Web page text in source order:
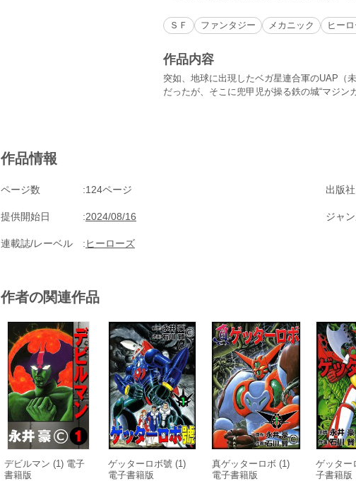
ＳＦ ファンタジー メカニック ヒー
作品内容
突如、地球に出現したベガ星連合軍のUAP（
だったが、そこに兜甲児が操る鉄の城“マジン
故郷ではどんな日々を過ごしていたのか。
作品情報
ページ数 124ページ 出版社
提供開始日 2024/08/16 ジャ
連載誌/レーベル ヒーローズ
作者の関連作品
デビルマン (1) 電子
書籍版
ゲッターロボ號 (1)
電子書籍版
真ゲッターロボ (1)
電子書籍版
ゲッター
子書籍版